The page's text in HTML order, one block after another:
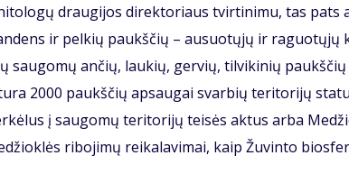
drau­gi­jos di­rek­to­riaus tvir­ti­ni­mu, tas
ir pel­kių paukš­čių – au­suo­tų­jų ir ra­guo­tų­jų
sau­go­mų an­čių, lau­kių, ger­vių, til­vi­ki­nių
2000 paukš­čių ap­sau­gai svar­bių te­ri­to­ri­jų
į sau­go­mų te­ri­to­ri­jų tei­sės ak­tus ar­ba
ri­bo­ji­mų rei­ka­la­vi­mai, kaip Žu­vin­to